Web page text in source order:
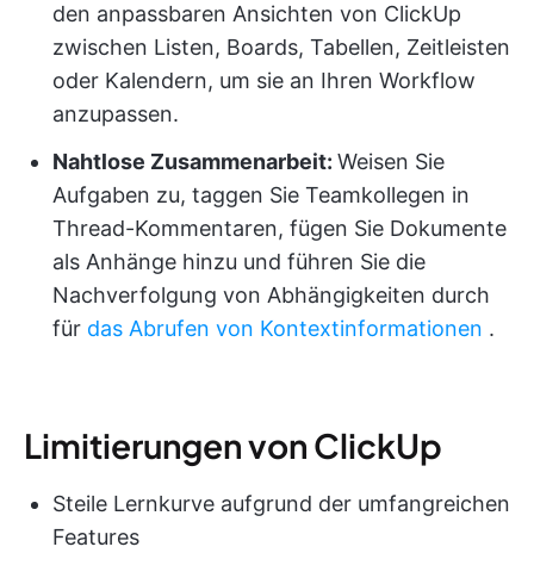
den anpassbaren Ansichten von ClickUp
zwischen Listen, Boards, Tabellen, Zeitleisten
oder Kalendern, um sie an Ihren Workflow
anzupassen.
Nahtlose Zusammenarbeit: Weisen Sie
Aufgaben zu, taggen Sie Teamkollegen in
Thread-Kommentaren, fügen Sie Dokumente
als Anhänge hinzu und führen Sie die
Nachverfolgung von Abhängigkeiten durch
für das Abrufen von Kontextinformationen .
Limitierungen von ClickUp
Steile Lernkurve aufgrund der umfangreichen
Features